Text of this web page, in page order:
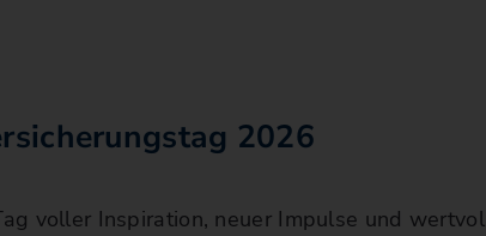
2026
voller Inspiration, neuer Impulse und